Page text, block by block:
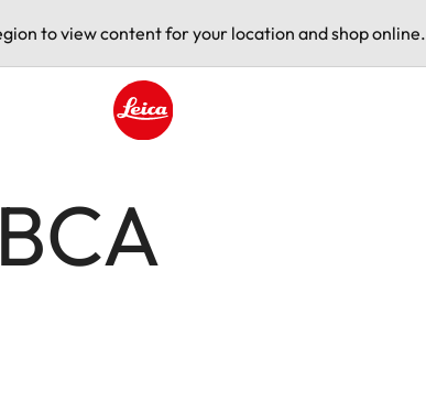
to view content for your location and shop online.